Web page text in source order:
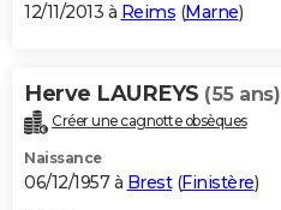
12/11/2013 à Reims (Marne)
Herve LAUREYS (55 ans)
Créer une cagnotte obsèques
Naissance
06/12/1957 à Brest(Finistère)